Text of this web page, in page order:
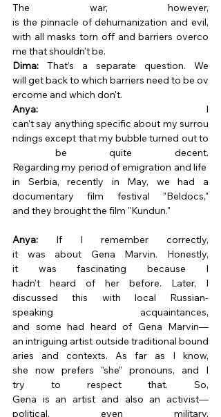
The war, however,
is the pinnacle of dehumanization and evil,
with all masks torn off and barriers overco
me that shouldn't be.
Dima: That's a separate question. We
will get back to which barriers need to be ov
ercome and which don't.
Anya: I
can't say anything specific about my surrou
ndings except that my bubble turned out to
be quite decent.
Regarding my period of emigration and life
in Serbia, recently in May, we had a
documentary film festival "Beldocs,"
and they brought the film "Kundun."
Anya: If I remember correctly,
it was about Gena Marvin. Honestly,
it was fascinating because I
hadn’t heard of her before. Later, I
discussed this with local Russian-
speaking acquaintances,
and some had heard of Gena Marvin—
an intriguing artist outside traditional bound
aries and contexts. As far as I know,
she now prefers "she" pronouns, and I
try to respect that. So,
Gena is an artist and also an activist—
political, even military.